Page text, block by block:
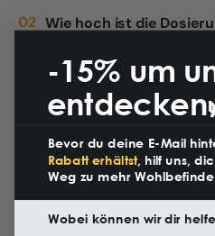
Wie hoch ist die
Was enthält das Kit?
Weitere Warnungen
Wie lange dauert der
-15% um
Bevor du deine E-Mail
Rabatt erhältst, hilf uns,
Weg zu mehr
Wobei können wir dir